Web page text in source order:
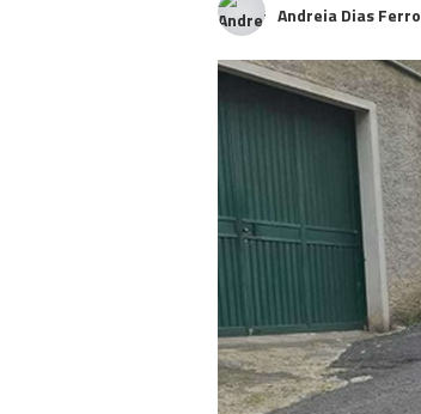
Andreia Dias Ferro